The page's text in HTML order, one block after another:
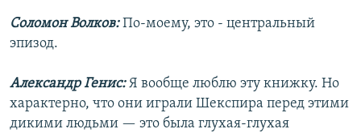
Соломон Волков:По-моему, это - центральный
эпизод.
Александр Генис:Я вообще люблю эту книжку. Но
характерно, что они играли Шекспира перед этими
дикими людьми — это была глухая-глухая